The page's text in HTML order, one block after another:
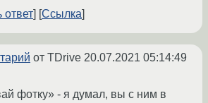
ответ
Ссылка
от TDrive 20.07.2021 05:14:49
фотку» - я думал, вы с ним в